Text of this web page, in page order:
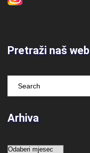
Pretraži naš web
Arhiva
Arhiva